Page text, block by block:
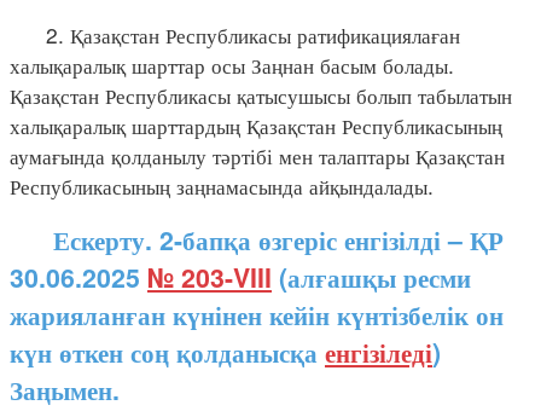
2. Қазақстан Республикасы ратификациялаған
халықаралық шарттар осы Заңнан басым болады.
Қазақстан Республикасы қатысушысы болып табылатын
халықаралық шарттардың Қазақстан Республикасының
аумағында қолданылу тәртібі мен талаптары Қазақстан
Республикасының заңнамасында айқындалады.
Ескерту. 2-бапқа өзгеріс енгізілді – ҚР
30.06.2025 № 203-VIII (алғашқы ресми
жарияланған күнінен кейін күнтізбелік он
күн өткен соң қолданысқа енгізіледі)
Заңымен.